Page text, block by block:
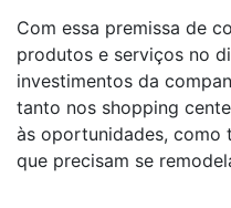
Com essa premissa de
produtos e serviços no
investimentos da
tanto nos shopping
às oportunidades, como
que precisam se